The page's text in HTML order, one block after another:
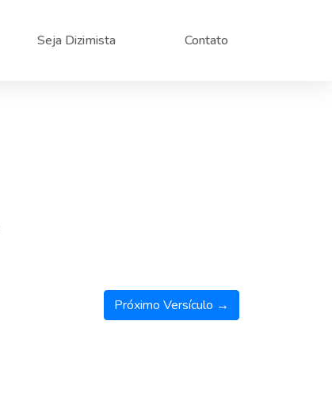
Seja Dizimista Contato
Próximo Versículo →